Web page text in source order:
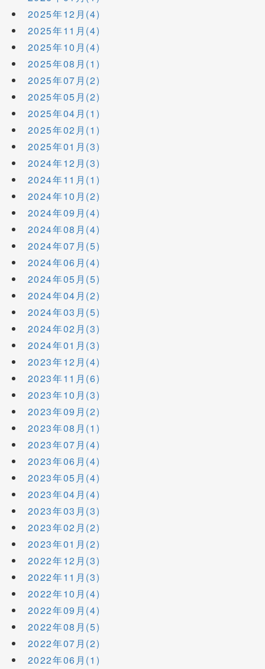
2025年12月(4)
2025年11月(4)
2025年10月(4)
2025年08月(1)
2025年07月(2)
2025年05月(2)
2025年04月(1)
2025年02月(1)
2025年01月(3)
2024年12月(3)
2024年11月(1)
2024年10月(2)
2024年09月(4)
2024年08月(4)
2024年07月(5)
2024年06月(4)
2024年05月(5)
2024年04月(2)
2024年03月(5)
2024年02月(3)
2024年01月(3)
2023年12月(4)
2023年11月(6)
2023年10月(3)
2023年09月(2)
2023年08月(1)
2023年07月(4)
2023年06月(4)
2023年05月(4)
2023年04月(4)
2023年03月(3)
2023年02月(2)
2023年01月(2)
2022年12月(3)
2022年11月(3)
2022年10月(4)
2022年09月(4)
2022年08月(5)
2022年07月(2)
2022年06月(1)